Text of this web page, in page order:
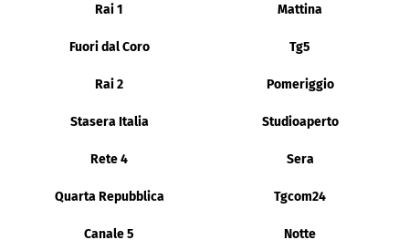
Rai 1 Mattina
Fuori dal Coro Tg5
Rai 2 Pomeriggio
Stasera Italia Studioaperto
Rete 4 Sera
Quarta Repubblica Tgcom24
Canale 5 Notte